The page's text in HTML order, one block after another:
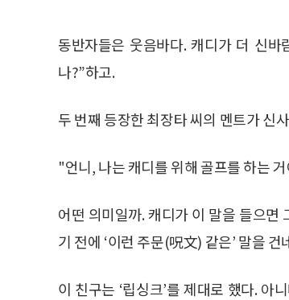
동반자들은 웃음바다. 캐디가 더 신
나?”하고.
두 번째 등장한 최장타 씨의 멘트가 신
"언니, 나는 캐디를 위해 골프를 하는
어떤 의미일까. 캐디가 이 말을 들으면
기 전에 ‘이런 주문(呪文) 같은’ 말을
이 친구는 ‘립싱크’를 제대로 했다. 아